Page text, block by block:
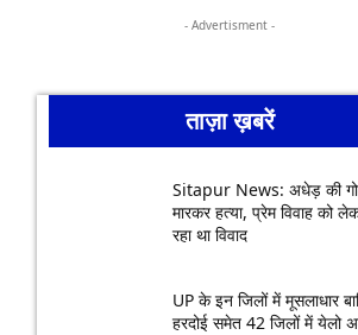
- Advertisment -
ताज़ा ख़बरें
Sitapur News: अधेड़ की
मारकर हत्या, प्रेम विवाह को
रहा था विवाद
UP के इन जिलों में मूसलाधार
हरदोई समेत 42 जिलों में येलो